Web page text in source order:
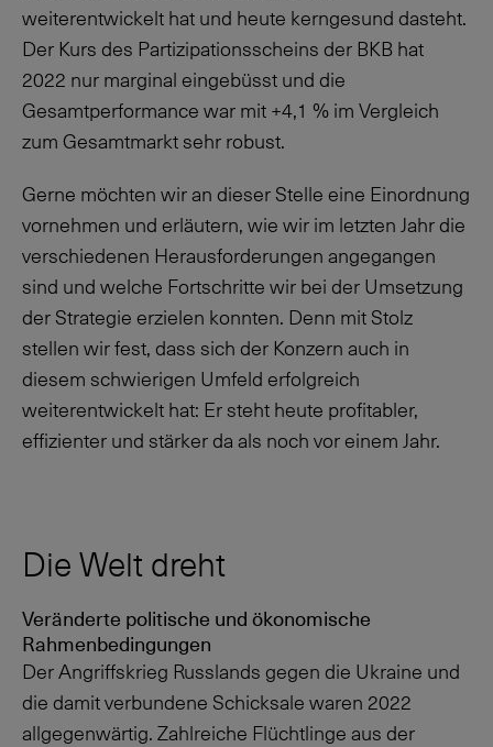
weiterentwickelt hat und heute kerngesund dasteht.
Der Kurs des Partizipationsscheins der BKB hat
2022 nur marginal eingebüsst und die
Gesamtperformance war mit +4,1 % im Vergleich
zum Gesamtmarkt sehr robust.
Gerne möchten wir an dieser Stelle eine Einordnung
vornehmen und erläutern, wie wir im letzten Jahr die
verschiedenen Herausforderungen angegangen
sind und welche Fortschritte wir bei der Umsetzung
der Strategie erzielen konnten. Denn mit Stolz
stellen wir fest, dass sich der Konzern auch in
diesem schwierigen Umfeld erfolgreich
weiterentwickelt hat: Er steht heute profitabler,
effizienter und stärker da als noch vor einem Jahr.
Die Welt dreht
Veränderte politische und ökonomische
Rahmenbedingungen
Der Angriffskrieg Russlands gegen die Ukraine und
die damit verbundene Schicksale waren 2022
allgegenwärtig. Zahlreiche Flüchtlinge aus der